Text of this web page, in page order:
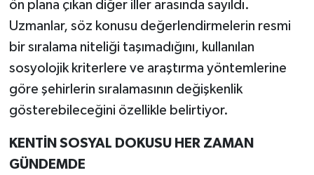
ön plana çıkan diğer iller arasında sayıldı.
Uzmanlar, söz konusu değerlendirmelerin resmi
bir sıralama niteliği taşımadığını, kullanılan
sosyolojik kriterlere ve araştırma yöntemlerine
göre şehirlerin sıralamasının değişkenlik
gösterebileceğini özellikle belirtiyor.
KENTİN SOSYAL DOKUSU HER ZAMAN
GÜNDEMDE